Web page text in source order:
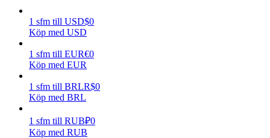
Power Piggy
Tjäna konkurrenskraftiga belöningar dagligen
1 sfm till USD$0
Köp med USD
1 sfm till EUR€0
Köp med EUR
1 sfm till BRLR$0
Köp med BRL
1 sfm till RUB₽0
Köp med RUB